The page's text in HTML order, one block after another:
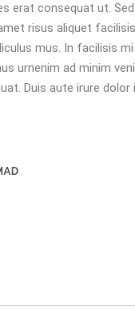
erat consequat ut.
risus aliquet
mus. In facilisis
urnenim ad minim
Duis aute irure dolor